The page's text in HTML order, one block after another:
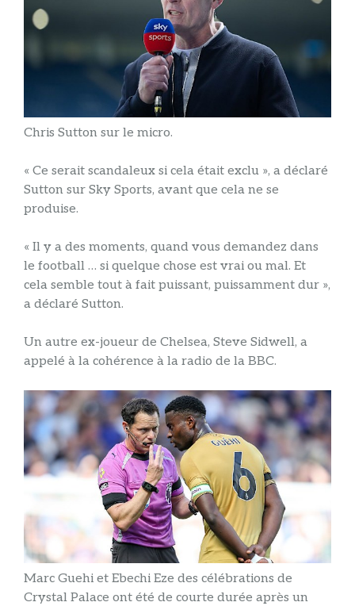
Chris Sutton sur le micro.
« Ce serait scandaleux si cela était exclu », a déclaré
Sutton sur Sky Sports, avant que cela ne se
produise.
« Il y a des moments, quand vous demandez dans
le football … si quelque chose est vrai ou mal. Et
cela semble tout à fait puissant, puissamment dur »,
a déclaré Sutton.
Un autre ex-joueur de Chelsea, Steve Sidwell, a
appelé à la cohérence à la radio de la BBC.
Marc Guehi et Ebechi Eze des célébrations de
Crystal Palace ont été de courte durée après un